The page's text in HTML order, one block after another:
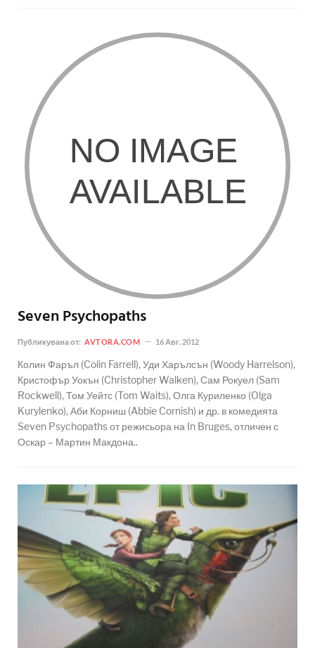
Seven Psychopaths
Публикувана от: AVTORA.COM 16 Авг. 2012
Колин Фаръл (Colin Farrell), Уди Харълсън (Woody Harrelson),
Кристофър Уокън (Christopher Walken), Сам Рокуел (Sam
Rockwell), Том Уейтс (Tom Waits), Олга Куриленко (Olga
Kurylenko), Аби Корниш (Abbie Cornish) и др. в комедията
Seven Psychopaths от режисьора на In Bruges, отличен с
Оскар – Мартин Макдона..